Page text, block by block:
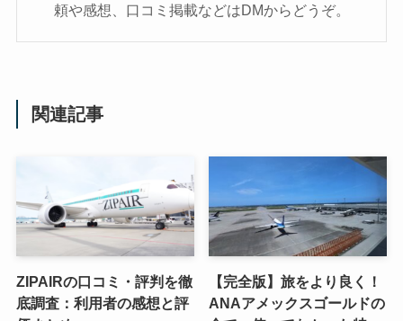
頼や感想、口コミ掲載などはDMからどうぞ。
関連記事
ZIPAIRの口コミ・評判を徹
底調査：利用者の感想と評
【完全版】旅をより良く！
ANAアメックスゴールドの